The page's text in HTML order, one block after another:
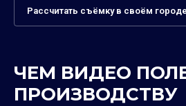
Рассчитать съёмку в своём городе
ЧЕМ ВИДЕО
ПРОИЗВОДСТВУ